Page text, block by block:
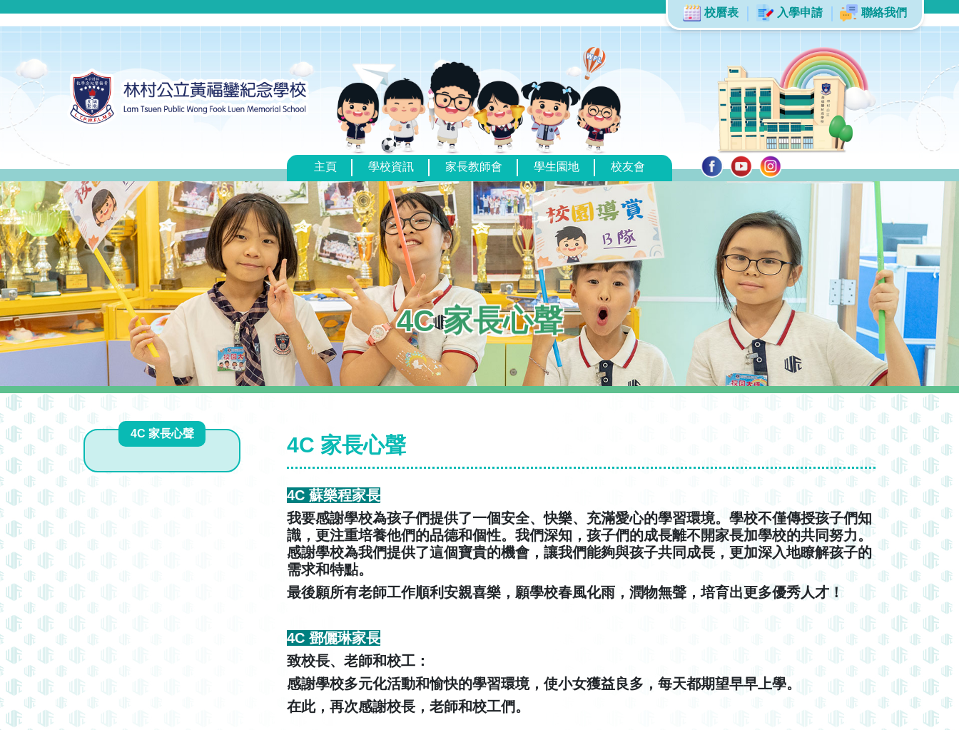
校曆表 入學申請 聯絡我們
主頁 學校資訊 家長教師會 學生園地 校友會
4C 家長心聲
4C 家長心聲 4C 家長心聲
4C 蘇樂程家長
我要感謝學校為孩子們提供了一個安全、快樂、充滿愛心的學習環境。學校不僅傳授孩子們知
識，更注重培養他們的品德和個性。我們深知，孩子們的成長離不開家長加學校的共同努力。
感謝學校為我們提供了這個寶貴的機會，讓我們能夠與孩子共同成長，更加深入地瞭解孩子的
需求和特點。
最後願所有老師工作順利安親喜樂，願學校春風化雨，潤物無聲，培育出更多優秀人才！
4C 鄧儷琳家長
致校長、老師和校工：
感謝學校多元化活動和愉快的學習環境，使小女獲益良多，每天都期望早早上學。
在此，再次感謝校長，老師和校工們。